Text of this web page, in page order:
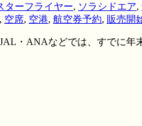
ターフライヤー, ソラシドエア,
, 空席, 空港, 航空券予約, 販売開
・ANAなどでは、すでに年